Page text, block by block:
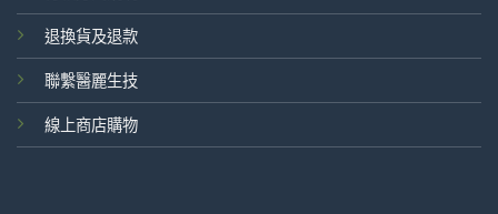
退換貨及退款
聯繫醫麗生技
線上商店購物